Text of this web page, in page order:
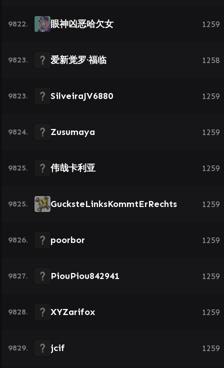
9822. 眼神凶恶哈欠女 1259
9823. 爱新觉罗·福临 1258
9823. SilveiraJV6880 1259
9824. Zusumaya 1259
9825. 伟哉卡利亚 1259
9825. GucksteLinksKommtErRechts 1259
9826. poorbor 1259
9827. PiouPiou842941 1259
9828. XYZarifox 1259
9829. jcif 1259